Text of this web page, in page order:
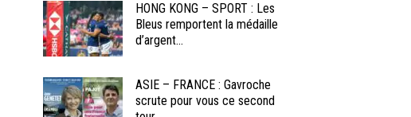
HONG KONG – SPORT : Les
Bleus remportent la médaille
d’argent...
ASIE – FRANCE : Gavroche
scrute pour vous ce second